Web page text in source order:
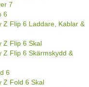
7
6
Z Flip 6 Laddare, Kablar &
Z Flip 6 Skal
Z Flip 6 Skärmskydd &
6
Z Fold 6 Skal